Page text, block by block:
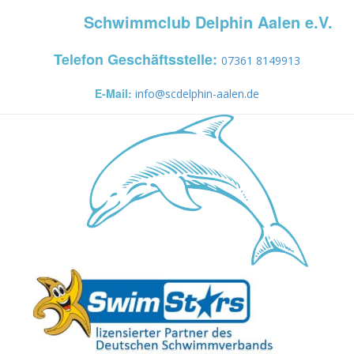
Schwimmclub Delphin Aalen e.V.
Telefon Geschäftsstelle: 07361 8149913
E-Mail: info@scdelphin-aalen.de